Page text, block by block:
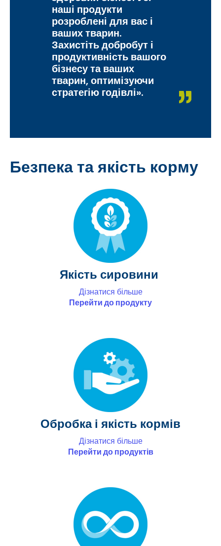
наші продукти
розроблені для вас і
ваших тварин.
Захистіть добробут і
продуктивність вашого
бізнесу та ваших
тварин, оптимізуючи
стратегію годівлі».
Безпека та якість корму
Якість сировини
Дізнатися більше
Перейти до продукту
Обробка і якість кормів
Дізнатися більше
Перейти до продуктів